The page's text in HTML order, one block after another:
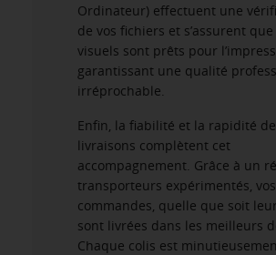
Ordinateur) effectuent une
de vos fichiers et s’assurent que
visuels sont prêts pour
garantissant une qualité
irréprochable.
Enfin, la fiabilité et la rapidité
livraisons complètent cet
accompagnement. Grâce à un
transporteurs expérimentés, vos
commandes, quelle que soit
sont livrées dans les meilleurs
Chaque colis est